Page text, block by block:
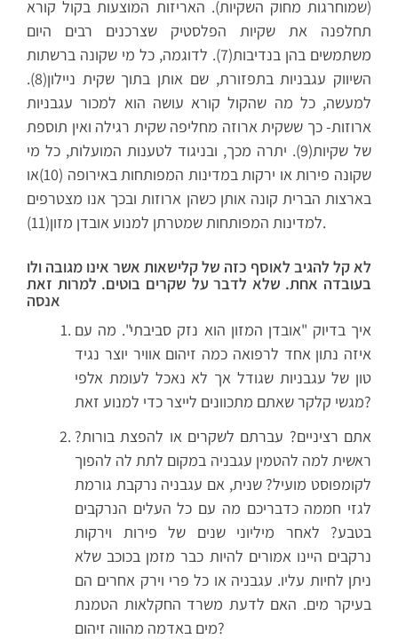
(שמוחרגות מחוק השקיות). האריזות המוצעות בקול קורא
תחלפנה את שקיות הפלסטיק שצרכנים רבים היום
משתמשים בהן בנדיבות(7). לדוגמה, כל מי שקונה ברשתות
השיווק עגבניות בתפזורת, שם אותן בתוך שקית ניילון(8).
למעשה, כל מה שהקול קורא עושה הוא למכור עגבניות
ארוזות- כך ששקית ארוזה מחליפה שקית רגילה ואין תוספת
של שקיות(9). יתרה מכך, ובניגוד לטענות המועלות, כל מי
שקונה פירות או ירקות במדינות המפותחות באירופה (10)או
בארצות הברית קונה אותן כשהן ארוזות ובכך אנו מצטרפים
למדינות המפותחות שמטרתן למנוע אובדן מזון(11).
לא קל להגיב לאוסף כזה של קלישאות אשר אינו מגובה ולו
בעובדה אחת. שלא לדבר על שקרים בוטים. למרות זאת
אנסה
איך בדיוק "אובדן המזון הוא נזק סביבתי". מה עם
איזה נתון אחד לרפואה כמה זיהום אוויר יוצר נגיד
טון של עגבניות שגודל אך לא נאכל לעומת אלפי
מגשי קלקר שאתם מתכוונים לייצר כדי למנוע זאת?
אתם רציניים? עברתם לשקרים או להפצת בורות?
ראשית למה להטמין עגבניה במקום לתת לה להפוך
לקומפוסט מועיל? שנית, אם עגבניה נרקבת גורמת
לגזי חממה כדבריכם מה עם כל העלים הנרקבים
בטבע? לאחר מיליוני שנים של פירות וירקות
נרקבים היינו אמורים להיות כבר מזמן בכוכב שלא
ניתן לחיות עליו. עגבניה או כל פרי וירק אחרים הם
בעיקר מים. האם לדעת משרד החקלאות הטמנת
מים באדמה מהווה זיהום?